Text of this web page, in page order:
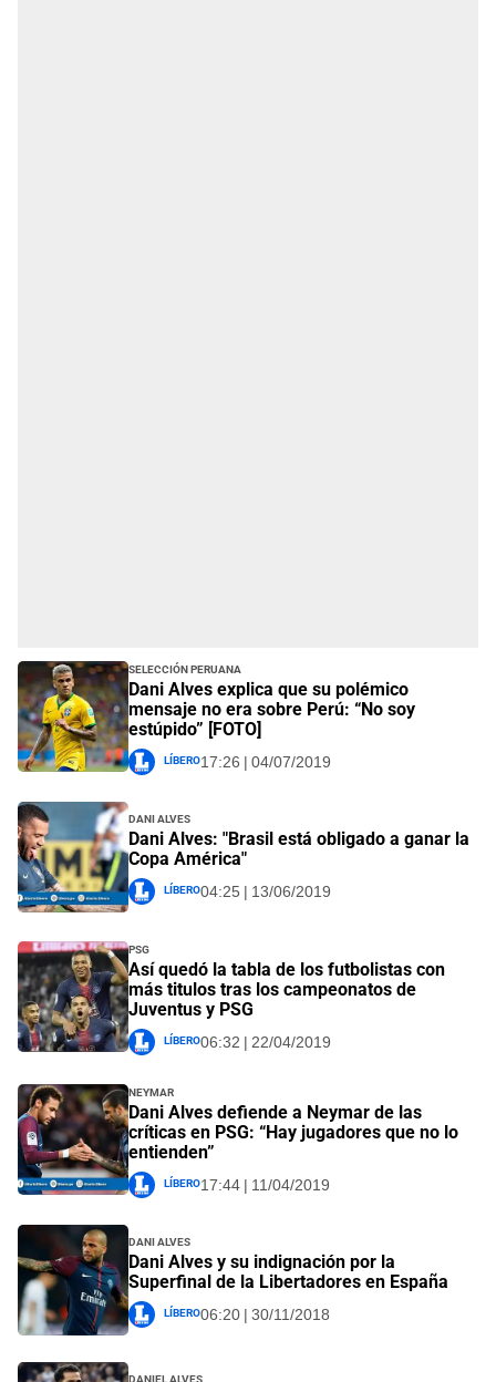
Selección Peruana
Dani Alves explica que su polémico
mensaje no era sobre Perú: “No soy
estúpido” [FOTO]
Líbero17:26 | 04/07/2019
Dani Alves
Dani Alves: "Brasil está obligado a ganar la
Copa América"
Líbero04:25 | 13/06/2019
PSG
Así quedó la tabla de los futbolistas con
más titulos tras los campeonatos de
Juventus y PSG
Líbero06:32 | 22/04/2019
Neymar
Dani Alves defiende a Neymar de las
críticas en PSG: “Hay jugadores que no lo
entienden”
Líbero17:44 | 11/04/2019
Dani Alves
Dani Alves y su indignación por la
Superfinal de la Libertadores en España
Líbero06:20 | 30/11/2018
Daniel Alves